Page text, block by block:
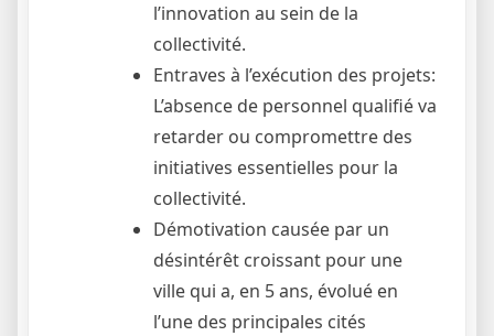
l’innovation au sein de la
collectivité.
Entraves à l’exécution des projets:
L’absence de personnel qualifié va
retarder ou compromettre des
initiatives essentielles pour la
collectivité.
Démotivation causée par un
désintérêt croissant pour une
ville qui a, en 5 ans, évolué en
l’une des principales cités